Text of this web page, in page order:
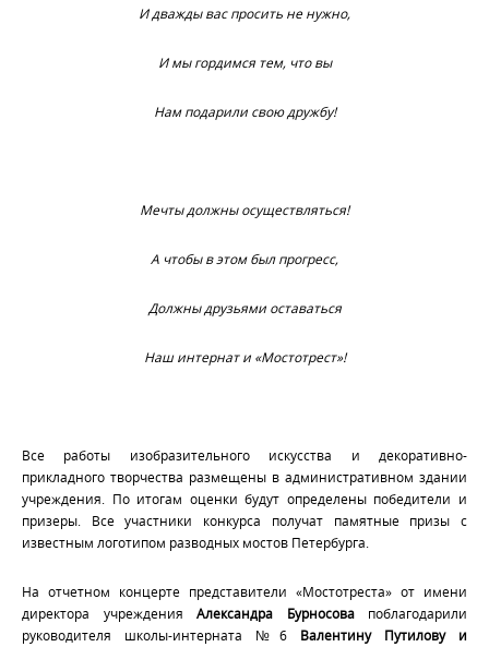
И дважды вас просить не нужно,
И мы гордимся тем, что вы
Нам подарили свою дружбу!
Мечты должны осуществляться!
А чтобы в этом был прогресс,
Должны друзьями оставаться
Наш интернат и «Мостотрест»!
Все работы изобразительного искусства и декоративно-
прикладного творчества размещены в административном здании
учреждения. По итогам оценки будут определены победители и
призеры. Все участники конкурса получат памятные призы с
известным логотипом разводных мостов Петербурга.
На отчетном концерте представители «Мостотреста» от имени
директора учреждения Александра Бурносовапоблагодарили
руководителя школы-интерната №6 Валентину Путилову и